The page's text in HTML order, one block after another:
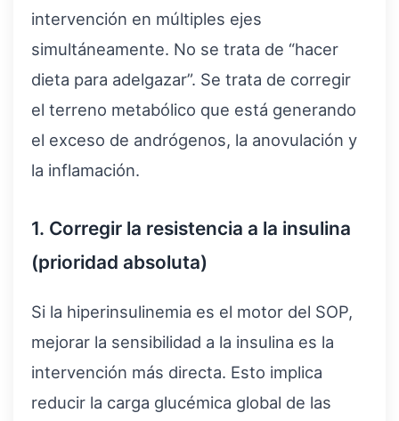
intervención en múltiples ejes
simultáneamente. No se trata de “hacer
dieta para adelgazar”. Se trata de corregir
el terreno metabólico que está generando
el exceso de andrógenos, la anovulación y
la inflamación.
1. Corregir la resistencia a la insulina
(prioridad absoluta)
Si la hiperinsulinemia es el motor del SOP,
mejorar la sensibilidad a la insulina es la
intervención más directa. Esto implica
reducir la carga glucémica global de las